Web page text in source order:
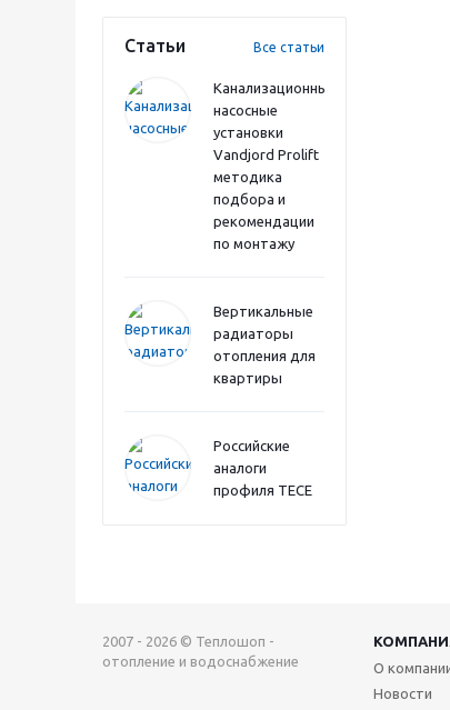
Статьи Все статьи
Канализационные
насосные
установки
Vandjord Prolift
методика
подбора и
рекомендации
по монтажу
Вертикальные
радиаторы
отопления для
квартиры
Российские
аналоги
профиля TECE
2007 - 2026 © Теплошоп -
отопление и водоснабжение
О
Новости